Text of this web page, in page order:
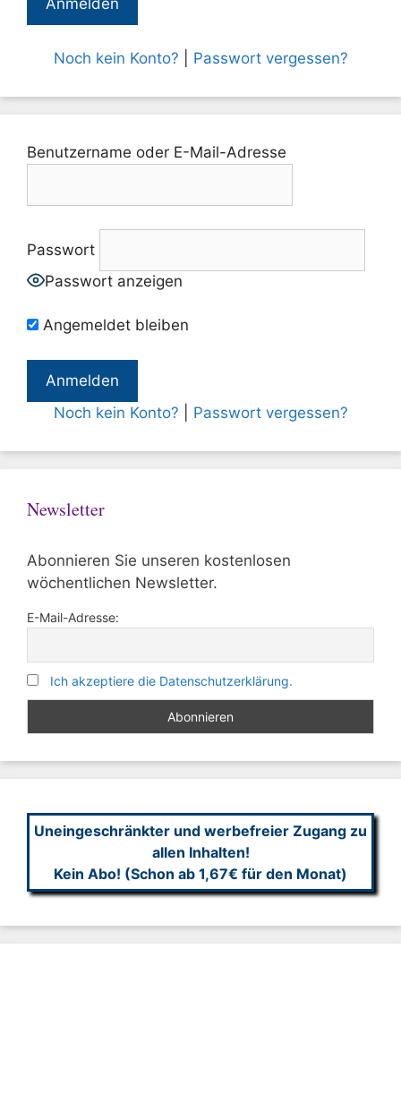
Noch kein Konto? Passwort vergessen?
Benutzername oder E-Mail-Adresse
Passwort
Passwort anzeigen
Angemeldet bleiben
Noch kein Konto? Passwort vergessen?
Newsletter
Abonnieren Sie unseren kostenlosen
wöchentlichen Newsletter.
E-Mail-Adresse:
Ich akzeptiere die Datenschutzerklärung.
Uneingeschränkter und werbefreier Zugang zu
allen Inhalten!
Kein Abo! (Schon ab 1,67€ für den Monat)